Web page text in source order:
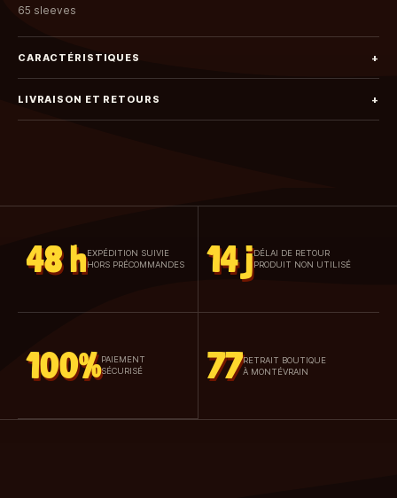
65 sleeves
CARACTÉRISTIQUES +
LIVRAISON ET RETOURS +
48 h EXPÉDITION SUIVIE
HORS PRÉCOMMANDES
14 jDÉLAI DE RETOUR
PRODUIT NON UTILISÉ
100% PAIEMENT
SÉCURISÉ
77RETRAIT BOUTIQUE
À MONTÉVRAIN